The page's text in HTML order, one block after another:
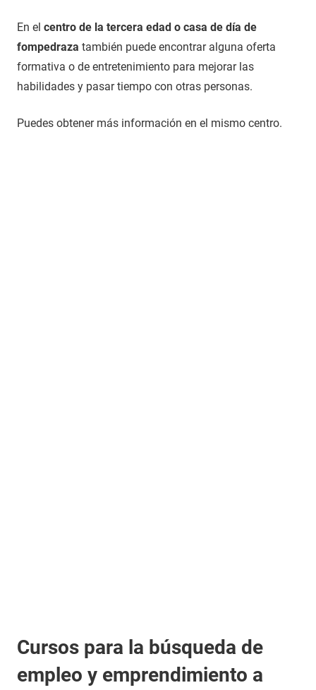
En el centro de la tercera edad o casa de día de
fompedraza también puede encontrar alguna oferta
formativa o de entretenimiento para mejorar las
habilidades y pasar tiempo con otras personas.
Puedes obtener más información en el mismo centro.
Cursos para la búsqueda de
empleo y emprendimiento a